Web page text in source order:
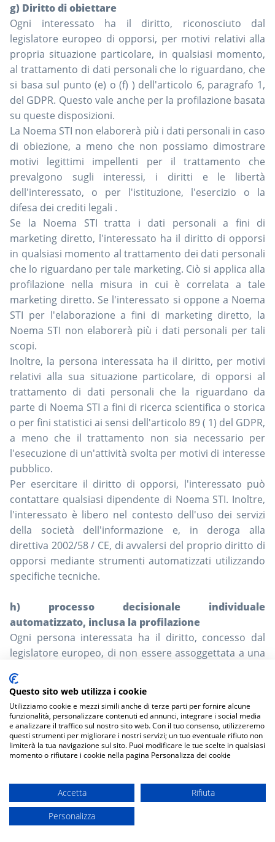
g) Diritto di obiettare
Ogni interessato ha il diritto, riconosciuto dal
legislatore europeo di opporsi, per motivi relativi alla
propria situazione particolare, in qualsiasi momento,
al trattamento di dati personali che lo riguardano, che
si basa sul punto (e) o (f) ) dell'articolo 6, paragrafo 1,
del GDPR. Questo vale anche per la profilazione basata
su queste disposizioni.
La Noema STI non elaborerà più i dati personali in caso
di obiezione, a meno che non possiamo dimostrare
motivi legittimi impellenti per il trattamento che
prevalgono sugli interessi, i diritti e le libertà
dell'interessato, o per l'istituzione, l'esercizio o la
difesa dei crediti legali .
Se la Noema STI tratta i dati personali a fini di
marketing diretto, l'interessato ha il diritto di opporsi
in qualsiasi momento al trattamento dei dati personali
che lo riguardano per tale marketing. Ciò si applica alla
profilazione nella misura in cui è correlata a tale
marketing diretto. Se l'interessato si oppone a Noema
STI per l'elaborazione a fini di marketing diretto, la
Noema STI non elaborerà più i dati personali per tali
scopi.
Inoltre, la persona interessata ha il diritto, per motivi
relativi alla sua situazione particolare, di opporsi al
trattamento di dati personali che la riguardano da
parte di Noema STI a fini di ricerca scientifica o storica
o per fini statistici ai sensi dell'articolo 89 ( 1) del GDPR,
a meno che il trattamento non sia necessario per
l'esecuzione di un'attività svolta per motivi di interesse
pubblico.
Per esercitare il diritto di opporsi, l'interessato può
contattare qualsiasi dipendente di Noema STI. Inoltre,
l'interessato è libero nel contesto dell'uso dei servizi
della società dell'informazione e, in deroga alla
direttiva 2002/58 / CE, di avvalersi del proprio diritto di
opporsi mediante strumenti automatizzati utilizzando
specifiche tecniche.
h) processo decisionale individuale
automatizzato, inclusa la profilazione
Ogni persona interessata ha il diritto, concesso dal
legislatore europeo, di non essere assoggettata a una
automatizzato, inclusa la profilazione, che produce
effetti giuridici su di lui o su di lei, o lo colpisce in modo
significativo, a condizione che la decisione (1) non è
necessario per stipulare o eseguire un contratto tra
l'interessato e un responsabile del trattamento dei
dati, o (2) non è autorizzato dalla legislazione
responsabile del trattamento e che stabilisce anche
misure adeguate per salvaguardare i diritti e le libertà
dell'interessato e gli interessi legittimi, oppure (3) non
Questo sito web utilizza i cookie
Utilizziamo cookie e mezzi simili anche di terze parti per fornire alcune
funzionalità, personalizzare contenuti ed annunci, integrare i social media
e analizzare il traffico sul nostro sito web. Con il tuo consenso, utilizzeremo
questi strumenti per migliorare i nostri servizi; un tuo eventuale rifiuto non
limiterà la tua navigazione sul sito. Puoi modificare le tue scelte in qualsiasi
momento o rifiutare i cookie nella pagina Personalizza dei cookie
Accetta
Rifiuta
Personalizza
✖
Questo sito utilizzacookie, anche di terze parti, per migliorare la tua
esperienza di navigazione. Chiudendo questo banner o navigando queste
pagine acconsenti all'uso deicookie